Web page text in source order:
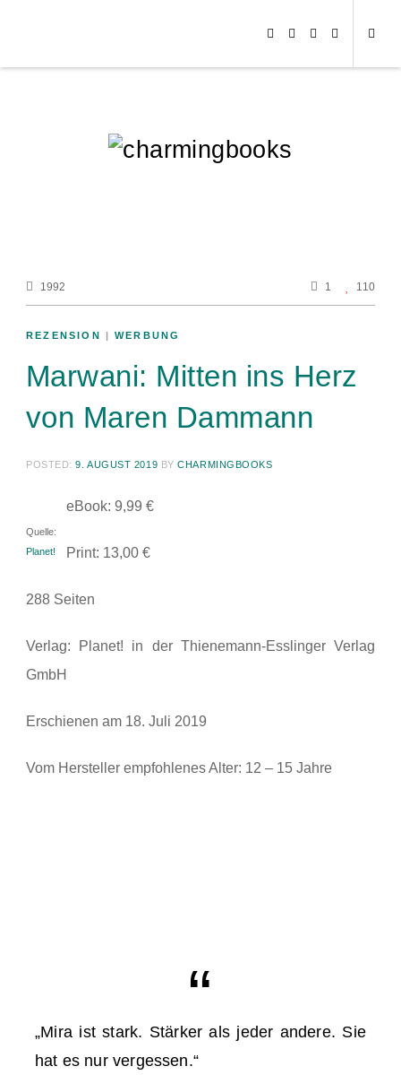
1992 1 110
REZENSION | WERBUNG
Marwani: Mitten ins Herz
von Maren Dammann
POSTED:9. AUGUST 2019 BYCHARMINGBOOKS
Quelle:
Planet!
eBook: 9,99 €
Print: 13,00 €
288 Seiten
Verlag: Planet! in der Thienemann-Esslinger Verlag
GmbH
Erschienen am 18. Juli 2019
Vom Hersteller empfohlenes Alter: 12 – 15 Jahre
„Mira ist stark. Stärker als jeder andere. Sie
hat es nur vergessen.“